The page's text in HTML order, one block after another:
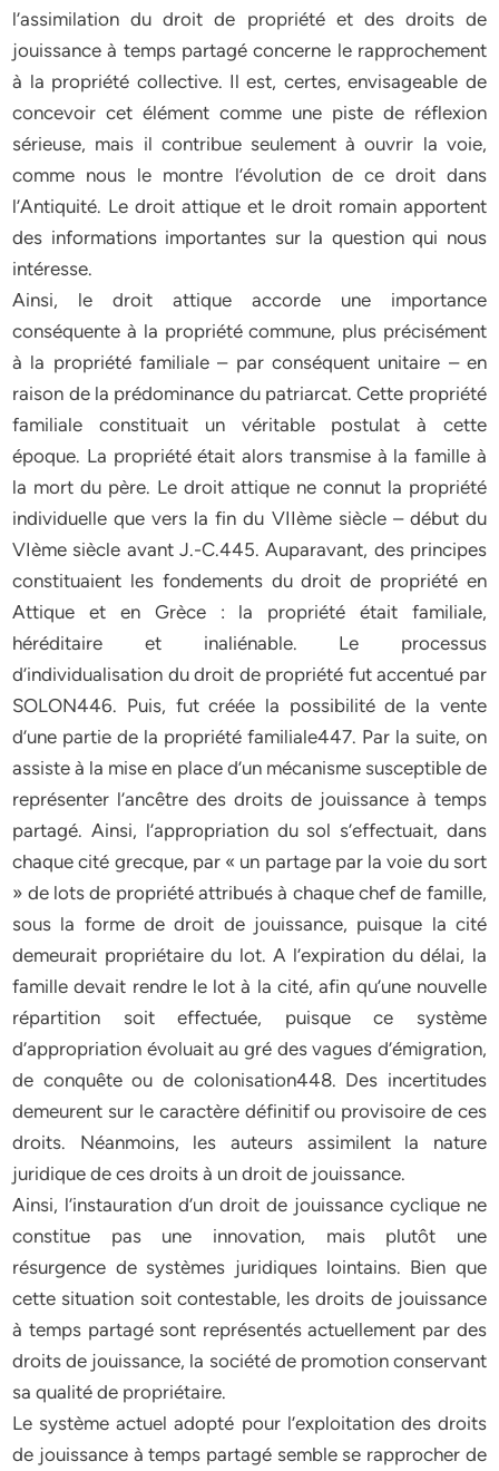
l’assimilation du droit de propriété et des droits de
jouissance à temps partagé concerne le rapprochement
à la propriété collective. Il est, certes, envisageable de
concevoir cet élément comme une piste de réflexion
sérieuse, mais il contribue seulement à ouvrir la voie,
comme nous le montre l’évolution de ce droit dans
l’Antiquité. Le droit attique et le droit romain apportent
des informations importantes sur la question qui nous
intéresse.
Ainsi, le droit attique accorde une importance
conséquente à la propriété commune, plus précisément
à la propriété familiale – par conséquent unitaire – en
raison de la prédominance du patriarcat. Cette propriété
familiale constituait un véritable postulat à cette
époque. La propriété était alors transmise à la famille à
la mort du père. Le droit attique ne connut la propriété
individuelle que vers la fin du VIIème siècle – début du
VIème siècle avant J.-C.445. Auparavant, des principes
constituaient les fondements du droit de propriété en
Attique et en Grèce : la propriété était familiale,
héréditaire et inaliénable. Le processus
d’individualisation du droit de propriété fut accentué par
SOLON446. Puis, fut créée la possibilité de la vente
d’une partie de la propriété familiale447. Par la suite, on
assiste à la mise en place d’un mécanisme susceptible de
représenter l’ancêtre des droits de jouissance à temps
partagé. Ainsi, l’appropriation du sol s’effectuait, dans
chaque cité grecque, par « un partage par la voie du sort
» de lots de propriété attribués à chaque chef de famille,
sous la forme de droit de jouissance, puisque la cité
demeurait propriétaire du lot. A l’expiration du délai, la
famille devait rendre le lot à la cité, afin qu’une nouvelle
répartition soit effectuée, puisque ce système
d’appropriation évoluait au gré des vagues d’émigration,
de conquête ou de colonisation448. Des incertitudes
demeurent sur le caractère définitif ou provisoire de ces
droits. Néanmoins, les auteurs assimilent la nature
juridique de ces droits à un droit de jouissance.
Ainsi, l’instauration d’un droit de jouissance cyclique ne
constitue pas une innovation, mais plutôt une
résurgence de systèmes juridiques lointains. Bien que
cette situation soit contestable, les droits de jouissance
à temps partagé sont représentés actuellement par des
droits de jouissance, la société de promotion conservant
sa qualité de propriétaire.
Le système actuel adopté pour l’exploitation des droits
de jouissance à temps partagé semble se rapprocher de